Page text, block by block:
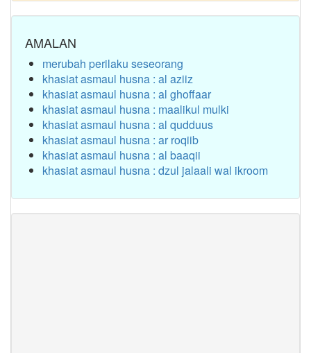
AMALAN
merubah perilaku seseorang
khasiat asmaul husna : al aziiz
khasiat asmaul husna : al ghoffaar
khasiat asmaul husna : maalikul mulki
khasiat asmaul husna : al qudduus
khasiat asmaul husna : ar roqiib
khasiat asmaul husna : al baaqii
khasiat asmaul husna : dzul jalaali wal ikroom